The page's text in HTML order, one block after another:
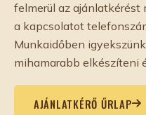
felmerül az ajánlatkérést
a kapcsolatot
Munkaidőben
mihamarabb elkészíteni
AJÁNLATKÉRŐ ŰRLAP